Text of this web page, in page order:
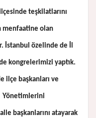
teşkilatlarını
menfaatine olan
İstanbul özelinde de İl
kongrelerimizi yaptık.
ilçe başkanları ve
Yönetimlerini
başkanlarını atayarak